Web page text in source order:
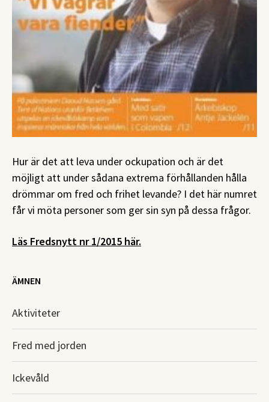
Hur är det att leva under ockupation och är det
möjligt att under sådana extrema förhållanden hålla
drömmar om fred och frihet levande? I det här numret
får vi möta personer som ger sin syn på dessa frågor.
Läs Fredsnytt nr 1/2015 här.
ÄMNEN
Aktiviteter
Fred med jorden
Ickevåld